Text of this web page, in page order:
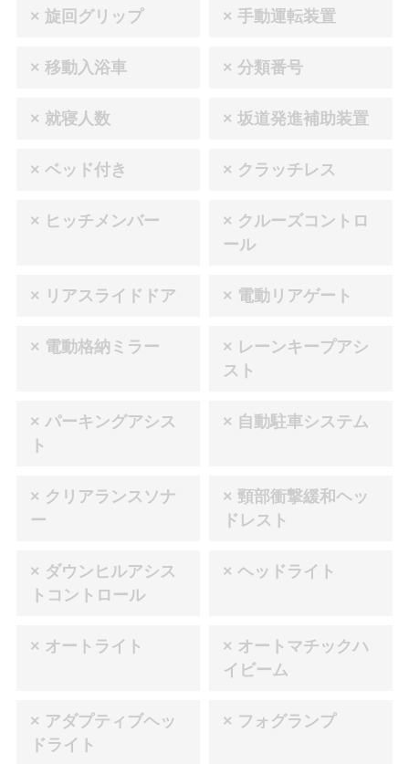
× 旋回グリップ × 手動運転装置
× 移動入浴車 × 分類番号
× 就寝人数 × 坂道発進補助装置
× ベッド付き × クラッチレス
× ヒッチメンバー
× クルーズコントロ
ール
× リアスライドドア × 電動リアゲート
× 電動格納ミラー
× レーンキープアシ
スト
× パーキングアシス
ト
× 自動駐車システム
× クリアランスソナ
ー
× 頸部衝撃緩和ヘッ
ドレスト
× ダウンヒルアシス
トコントロール
× ヘッドライト
× オートライト
× オートマチックハ
イビーム
× アダプティブヘッ
ドライト
× フォグランプ